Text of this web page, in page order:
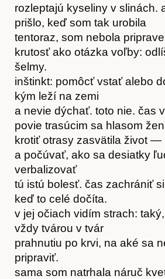
rozleptajú kyseliny v slinách.
prišlo, keď som tak urobila
tentoraz, som nebola
krutosť ako otázka voľby:
šelmy.
inštinkt: pomôcť vstať alebo
kým leží na zemi
a nevie dýchať. toto nie. čas
povie trasúcim sa hlasom
krotiť otrasy zasvätila život —
a počúvať, ako sa desiatky
verbalizovať
tú istú bolesť. čas zachrániť
keď to celé dočíta.
v jej očiach vidím strach:
vždy tvárou v tvár
prahnutiu po krvi, na aké sa
pripraviť.
sama som natrhala náruč